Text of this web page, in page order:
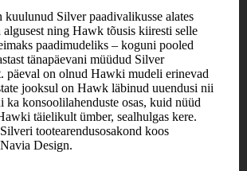
Silver paadivalikusse alates
algusest ning Hawk tõusis kiiresti selle
paadimudeliks – koguni pooled
tänapäevani müüdud Silver
päeval on olnud Hawki mudeli erinevad
jooksul on Hawk läbinud uuendusi nii
konsoolilahenduste osas, kuid nüüd
täielikult ümber, sealhulgas kere.
tootearendusosakond koos
Design.